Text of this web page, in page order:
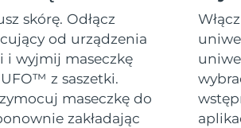
skórę. Odłącz
od urządzenia
i wyjmij maseczkę
z saszetki.
maseczkę do
zakładając